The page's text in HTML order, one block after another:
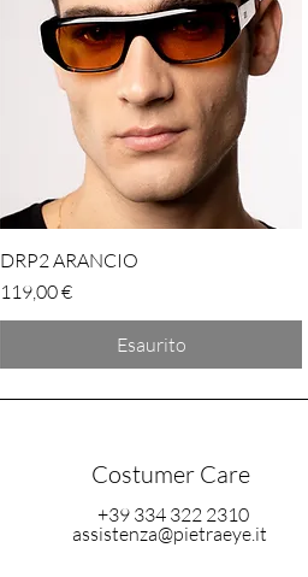
DRP2 ARANCIO
Prezzo
119,00 €
Esaurito
Costumer Care
assistenza@pietraeye.it
+39 334 322 2310